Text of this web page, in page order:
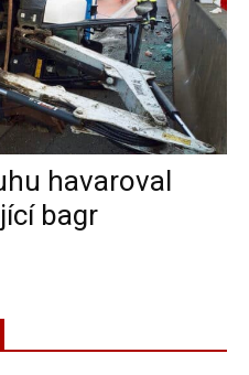
havaroval
bagr